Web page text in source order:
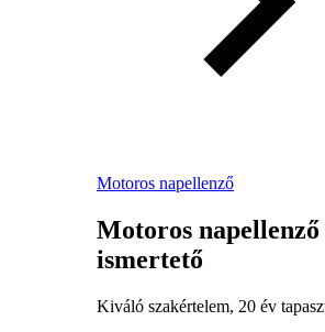
Motoros napellenző
Motoros napellenző
ismertető
Kiváló szakértelem, 20 év